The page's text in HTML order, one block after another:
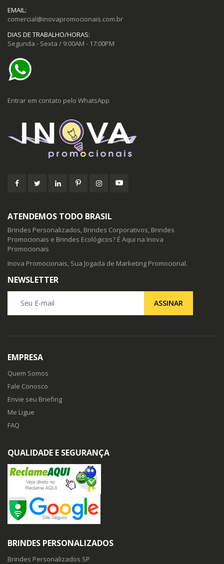
EMAIL:
comercial@inovapromocionais.com.br
DIAS DE TRABALHO/HORAS:
Segunda - Sexta / 9:00AM - 17:00PM
Entrar em contato pelo WhatsApp
ATENDEMOS TODO BRASIL
Brindes Personalizados, Brindes Corporativos, Brindes
Promocionais e Brindes Ecológicos? É Aqui na Inova
Promocionais
Inova Promocionais, Sua Jogada de Marketing Promocional.
NEWSLETTER
ASSINAR
EMPRESA
Quem Somos
Fale Conosco
Envie seu Briefing
Me Ligue
FAQ
QUALIDADE E SEGURANÇA
BRINDES PERSONALIZADOS
Brindes Personalizados SP